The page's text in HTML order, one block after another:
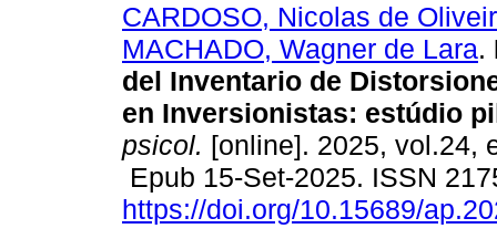
CARDOSO, Nicolas de
MACHADO, Wagner de Lara.
del Inventario de
en Inversionistas: estúdio
psicol. [online]. 2025, vol.24,
Epub 15-Set-2025. ISSN
https://doi.org/10.15689/